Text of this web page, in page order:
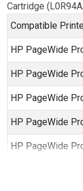
Cartridge
Compatible
HP PageWide
HP PageWide
HP PageWide
HP PageWide
HP PageWide
HP PageWide